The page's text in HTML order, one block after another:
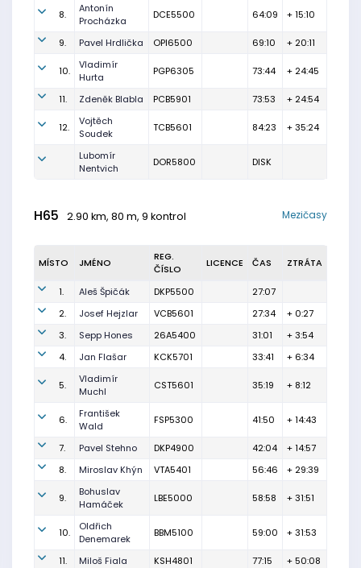
8.
Antonín
Procházka
DCE5500 64:09 + 15:10
9. Pavel Hrdlička OPI6500 69:10 + 20:11
10.
Vladimír
Hurta
PGP6305 73:44 + 24:45
11. Zdeněk Blabla PCB5901 73:53 + 24:54
12.
Vojtěch
Soudek
TCB5601 84:23 + 35:24
Lubomír
Nentvich
DOR5800 DISK
H65 2.90 km, 80 m, 9 kontrol Mezičasy
MÍSTO JMÉNO
REG.
ČÍSLO
LICENCE ČAS ZTRÁTA
1. Aleš Špičák DKP5500
27:07
2.
Josef Hejzlar VCB5601 27:34
+ 0:27
3.
Sepp Hones 26A5400 31:01
+ 3:54
4.
Jan Flašar KCK5701 33:41 + 6:34
5.
Vladimír
Muchl
CST5601 35:19 + 8:12
6.
František
Wald
FSP5300 41:50 + 14:43
7. Pavel Stehno DKP4900 42:04
+ 14:57
8.
Miroslav Khýn VTA5401 56:46 + 29:39
9.
Bohuslav
Hamáček
LBE5000 58:58 + 31:51
10.
Oldřich
Denemarek
BBM5100 59:00 + 31:53
11. Miloš Fiala KSH4801 77:15 + 50:08